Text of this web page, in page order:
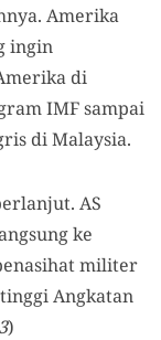
Amerika
ingin
di
IMF sampai
di Malaysia.
AS
ke
militer
Angkatan
)